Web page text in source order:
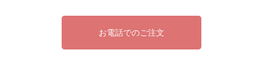
お電話でのご注文